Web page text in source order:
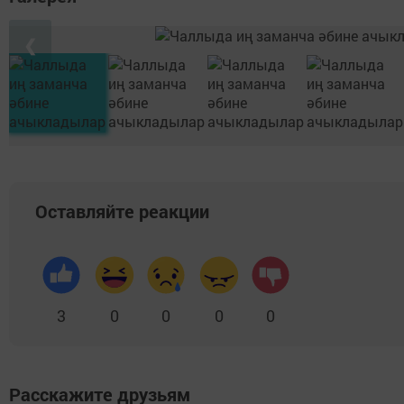
Оставляйте реакции
3 0 0 0 0
Расскажите друзьям